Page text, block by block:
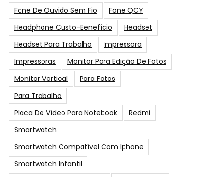
Fone De Ouvido Sem Fio
Fone QCY
Headphone Custo-Benefício
Headset
Headset Para Trabalho
Impressora
Impressoras
Monitor Para Edição De Fotos
Monitor Vertical
Para Fotos
Para Trabalho
Placa De Vídeo Para Notebook
Redmi
Smartwatch
Smartwatch Compatível Com Iphone
Smartwatch Infantil